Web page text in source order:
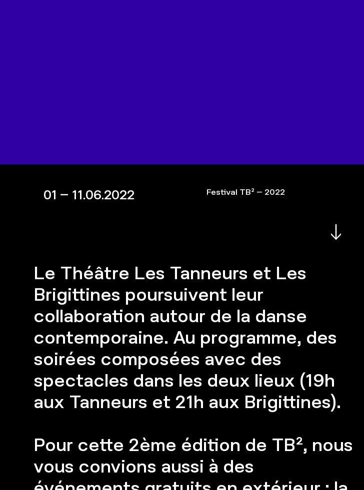
01 – 11.06.2022 Festival TB² – 2022
Le Théâtre Les Tanneurs et Les
Brigittines poursuivent leur
collaboration autour de la danse
contemporaine. Au programme, des
soirées composées avec des
spectacles dans les deux lieux (19h
aux Tanneurs et 21h aux Brigittines).
Pour cette 2ème édition de TB², nous
vous convions aussi à des